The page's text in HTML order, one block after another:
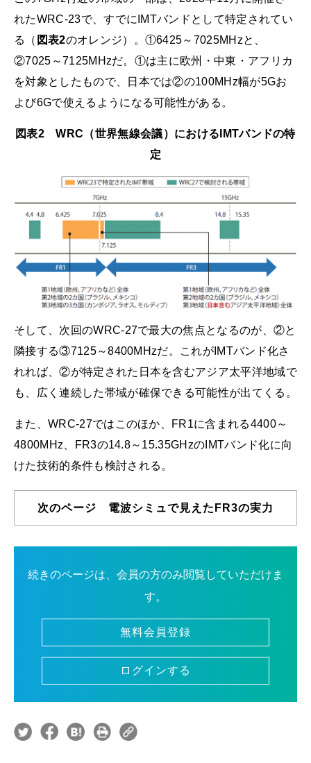
れたWRC-23で、すでにIMTバンドとして特定されてい
る（ 図表2のオレンジ）。①6425～7025MHzと、
②7025～7125MHzだ。①は主に欧州・中東・アフリカ
を対象としたもので、日本では②の100MHz幅が5Gお
よび6Gで使えるようになる可能性がある。
図表2 WRC（世界無線会議）におけるIMTバンドの特
定
そして、次回のWRC-27で最大の焦点となるのが、②と
隣接する③7125～8400MHzだ。これがIMTバンド化さ
れれば、②が特定された日本を含むアジア太平洋地域で
も、広く連続した帯域が確保できる可能性が出てくる。
また、WRC-27ではこのほか、FR1に含まれる4400～
4800MHz、FR3の14.8～15.35GHzのIMTバンド化に向
けた技術的条件も検討される。
次のページ 電波シミュで見えたFR3の実力
続きのページは、会員の方のみ閲覧していただけま
す。
無料会員登録
ログインする